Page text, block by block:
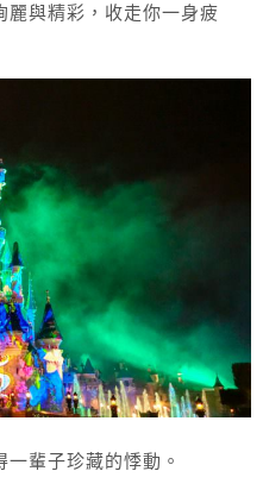
麗與精彩，收走你一身疲
輩子珍藏的悸動。